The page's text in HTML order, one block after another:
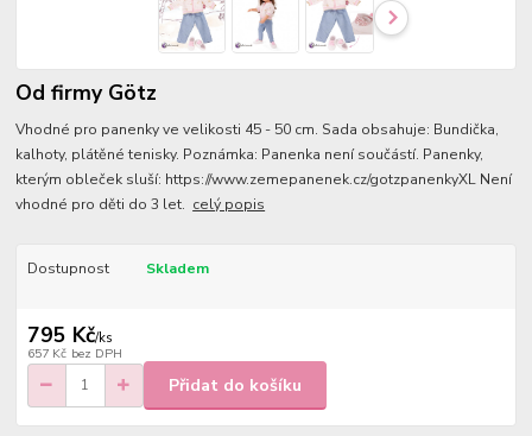
Od firmy Götz
Vhodné pro panenky ve velikosti 45 - 50 cm. Sada obsahuje: Bundička,
kalhoty, plátěné tenisky. Poznámka: Panenka není součástí. Panenky,
kterým obleček sluší: https://www.zemepanenek.cz/gotzpanenkyXL Není
vhodné pro děti do 3 let. celý popis
Dostupnost Skladem
795 Kč/ks
657 Kč bez DPH
Přidat do košíku